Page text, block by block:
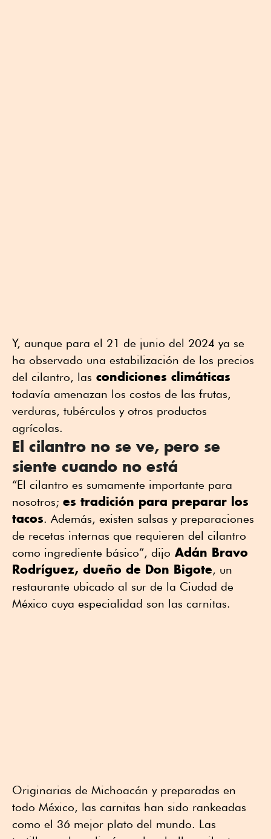
Y, aunque para el 21 de junio del 2024 ya se
ha observado una estabilización de los precios
del cilantro, las condiciones climáticas
todavía amenazan los costos de las frutas,
verduras, tubérculos y otros productos
agrícolas.
El cilantro no se ve, pero se
siente cuando no está
“El cilantro es sumamente importante para
nosotros; es tradición para preparar los
tacos. Además, existen salsas y preparaciones
de recetas internas que requieren del cilantro
como ingrediente básico”, dijo Adán Bravo
Rodríguez, dueño de Don Bigote, un
restaurante ubicado al sur de la Ciudad de
México cuya especialidad son las carnitas.
Originarias de Michoacán y preparadas en
todo México, las carnitas han sido rankeadas
como el 36 mejor plato del mundo. Las